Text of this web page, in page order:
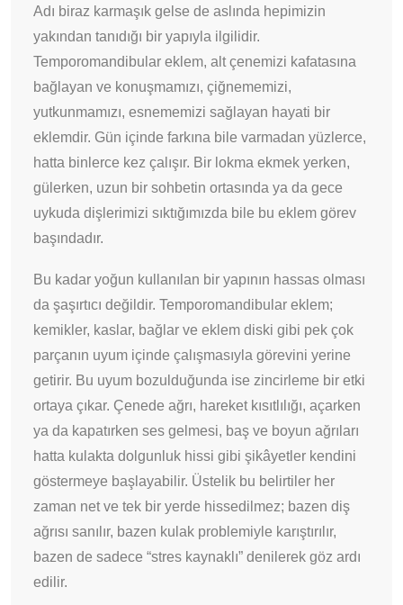
Adı biraz karmaşık gelse de aslında hepimizin
yakından tanıdığı bir yapıyla ilgilidir.
Temporomandibular eklem, alt çenemizi kafatasına
bağlayan ve konuşmamızı, çiğnememizi,
yutkunmamızı, esnememizi sağlayan hayati bir
eklemdir. Gün içinde farkına bile varmadan yüzlerce,
hatta binlerce kez çalışır. Bir lokma ekmek yerken,
gülerken, uzun bir sohbetin ortasında ya da gece
uykuda dişlerimizi sıktığımızda bile bu eklem görev
başındadır.
Bu kadar yoğun kullanılan bir yapının hassas olması
da şaşırtıcı değildir. Temporomandibular eklem;
kemikler, kaslar, bağlar ve eklem diski gibi pek çok
parçanın uyum içinde çalışmasıyla görevini yerine
getirir. Bu uyum bozulduğunda ise zincirleme bir etki
ortaya çıkar. Çenede ağrı, hareket kısıtlılığı, açarken
ya da kapatırken ses gelmesi, baş ve boyun ağrıları
hatta kulakta dolgunluk hissi gibi şikâyetler kendini
göstermeye başlayabilir. Üstelik bu belirtiler her
zaman net ve tek bir yerde hissedilmez; bazen diş
ağrısı sanılır, bazen kulak problemiyle karıştırılır,
bazen de sadece “stres kaynaklı” denilerek göz ardı
edilir.